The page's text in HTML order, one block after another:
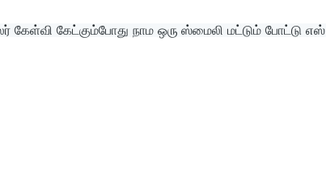
கேள்வி கேட்கும்போது நாம ஒரு ஸ்மைலி மட்டும் போட்டு எஸ்